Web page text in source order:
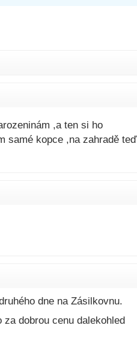
,a ten si ho
samé kopce ,na zahradě teď
dne na Zásilkovnu.
dobrou cenu dalekohled